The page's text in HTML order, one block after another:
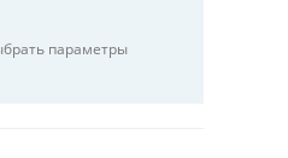
параметры